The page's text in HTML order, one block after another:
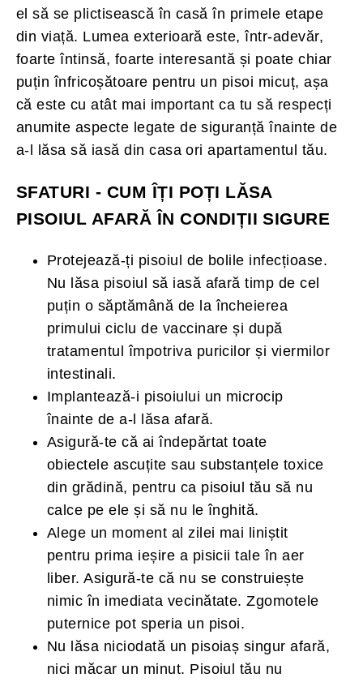
el să se plictisească în casă în primele etape
din viață. Lumea exterioară este, într-adevăr,
foarte întinsă, foarte interesantă și poate chiar
puțin înfricoșătoare pentru un pisoi micuț, așa
că este cu atât mai important ca tu să respecți
anumite aspecte legate de siguranță înainte de
a-l lăsa să iasă din casa ori apartamentul tău.
SFATURI - CUM ÎȚI POȚI LĂSA
PISOIUL AFARĂ ÎN CONDIȚII SIGURE
Protejează-ți pisoiul de bolile infecțioase.
Nu lăsa pisoiul să iasă afară timp de cel
puțin o săptămână de la încheierea
primului ciclu de vaccinare și după
tratamentul împotriva puricilor și viermilor
intestinali.
Implantează-i pisoiului un microcip
înainte de a-l lăsa afară.
Asigură-te că ai îndepărtat toate
obiectele ascuțite sau substanțele toxice
din grădină, pentru ca pisoiul tău să nu
calce pe ele și să nu le înghită.
Alege un moment al zilei mai liniștit
pentru prima ieșire a pisicii tale în aer
liber. Asigură-te că nu se construiește
nimic în imediata vecinătate. Zgomotele
puternice pot speria un pisoi.
Nu lăsa niciodată un pisoiaș singur afară,
nici măcar un minut. Pisoiul tău nu